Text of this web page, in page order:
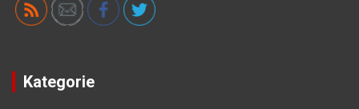
Kategorie